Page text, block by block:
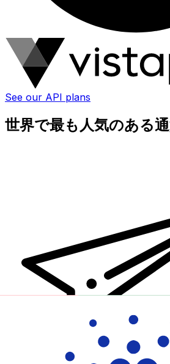
See our API plans
世界で最も人気のある